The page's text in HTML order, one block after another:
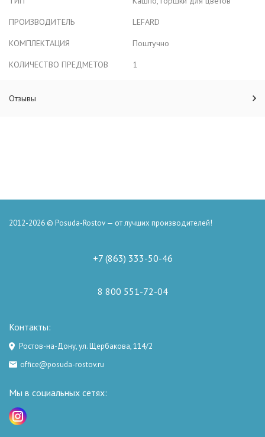
ПРОИЗВОДИТЕЛЬ
LEFARD
КОМПЛЕКТАЦИЯ
Поштучно
КОЛИЧЕСТВО ПРЕДМЕТОВ
1
Отзывы
2012-2026 © Posuda-Rostov — от лучших производителей!
+7 (863) 333-50-46
8 800 551-72-04
Контакты:
Ростов-на-Дону, ул. Щербакова, 114/2
office@posuda-rostov.ru
Мы в социальных сетях: